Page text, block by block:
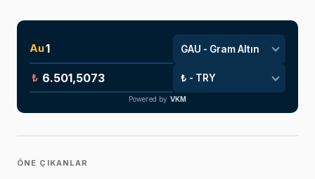
Au
₺
Powered by VKM
ÖNE ÇIKANLAR